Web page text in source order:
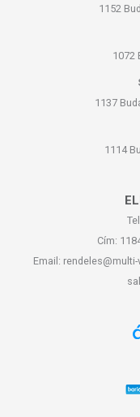
1152
1072
1137
1114
Cím:
Email: